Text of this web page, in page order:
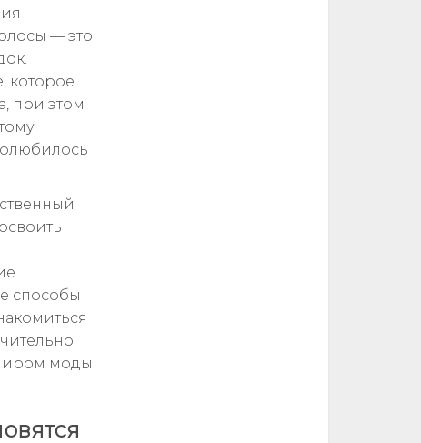
— это
которое
при этом
способы
моды